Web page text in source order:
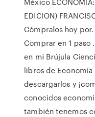
EDICION)
Cómpralos hoy
Comprar en 1 paso
en mi Brújula
libros de Economía
descargarlos y
conocidos
también tenemos